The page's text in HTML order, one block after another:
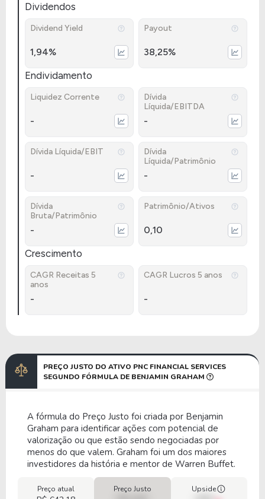
Dividendos
Dividend Yield
1,94%
Payout
38,25%
Endividamento
Liquidez Corrente
-
Dívida
Líquida/EBITDA
-
Dívida Líquida/EBIT
-
Dívida
Líquida/Patrimônio
-
Dívida
Bruta/Patrimônio
-
Patrimônio/Ativos
0,10
Crescimento
CAGR Receitas 5
anos
-
CAGR Lucros 5 anos
-
PREÇO JUSTO DO ATIVO PNC FINANCIAL SERVICES
SEGUNDO FÓRMULA DE BENJAMIN GRAHAM
A fórmula do Preço Justo foi criada por Benjamin
Graham para identificar ações com potencial de
valorização ou que estão sendo negociadas por
menos do que valem. Graham foi um dos maiores
investidores da história e mentor de Warren Buffet.
Preço atual Preço Justo Upside